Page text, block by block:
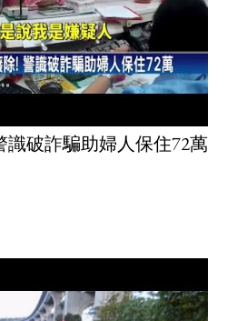
識破詐騙助婦人保住72萬